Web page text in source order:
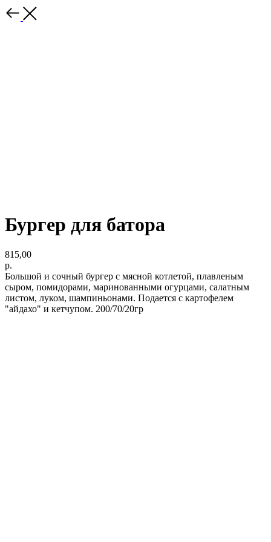
Бургер для батора
815,00
р.
Большой и сочный бургер с мясной котлетой, плавленым
сыром, помидорами, маринованными огурцами, салатным
листом, луком, шампиньонами. Подается с картофелем
"айдахо" и кетчупом. 200/70/20гр